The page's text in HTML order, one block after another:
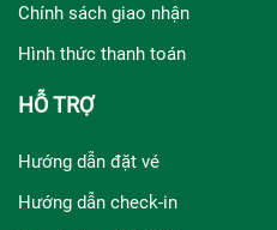
Chính sách giao nhận
Hình thức thanh toán
HỖ TRỢ
Hướng dẫn đặt vé
Hướng dẫn check-in